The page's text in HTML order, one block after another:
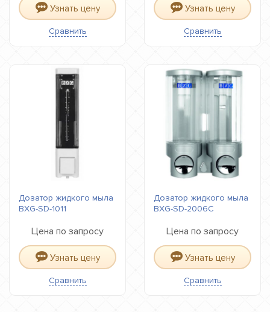
Узнать цену
Сравнить
Узнать цену
Сравнить
Дозатор жидкого мыла
BXG-SD-1011
Цена по запросу
Узнать цену
Сравнить
Дозатор жидкого мыла
BXG-SD-2006С
Цена по запросу
Узнать цену
Сравнить